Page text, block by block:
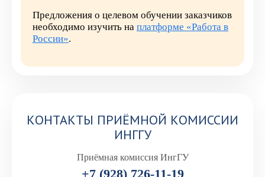
Предложения о целевом обучении заказчиков
необходимо изучить на платформе «Работа в
России».
КОНТАКТЫ ПРИЁМНОЙ КОМИССИИ
ИНГГУ
Приёмная комиссия ИнгГУ
+7 (928) 726-11-19